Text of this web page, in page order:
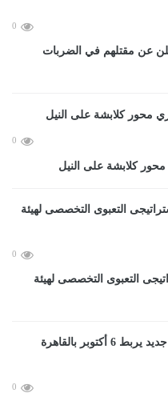
0
عن مقتلهم في الضربات
0
كلابشة على النيل
0
التعبوى التخصصى لهيئة
0